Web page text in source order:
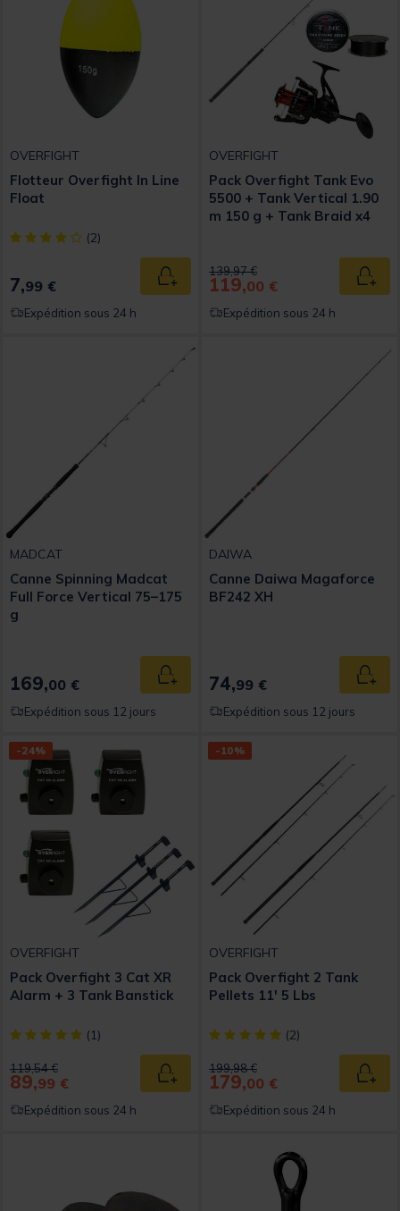
OVERFIGHT
Flotteur Overfight In Line
Float
[object Object] out of 5 Customer Rating
(2)
7,99 € Ajouter au panier
Expédition sous 24 h
OVERFIGHT
Pack Overfight Tank Evo
5500 + Tank Vertical 1.90
m 150 g + Tank Braid x4
Price reduced from
139,97 €to
119,00 €
Expédition sous 24 h
MADCAT
Canne Spinning Madcat
Full Force Vertical 75–175
g
169,00 € Ajouter au panier
Expédition sous 12 jours
DAIWA
Canne Daiwa Magaforce
BF242 XH
74,99 €
Expédition sous 12 jours
-24%
OVERFIGHT
Pack Overfight 3 Cat XR
Alarm + 3 Tank Banstick
[object Object] out of 5 Customer Rating
(1)
Price reduced from
119,54 €to
89,99 € Ajouter au panier
Expédition sous 24 h
-10%
OVERFIGHT
Pack Overfight 2 Tank
Pellets 11' 5 Lbs
[object Object] out of 5
(2)
Price reduced from
199,98 €to
179,00 €
Expédition sous 24 h